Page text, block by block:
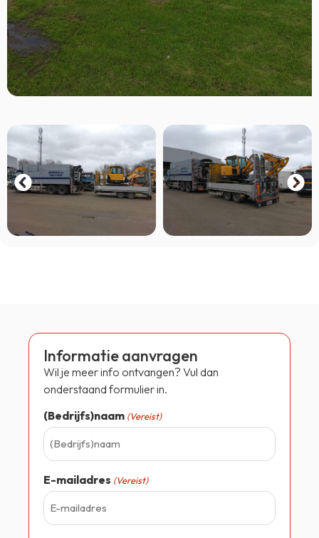
Informatie aanvragen
Wil je meer info ontvangen? Vul dan
onderstaand formulier in.
(Bedrijfs)naam (Vereist)
E-mailadres (Vereist)